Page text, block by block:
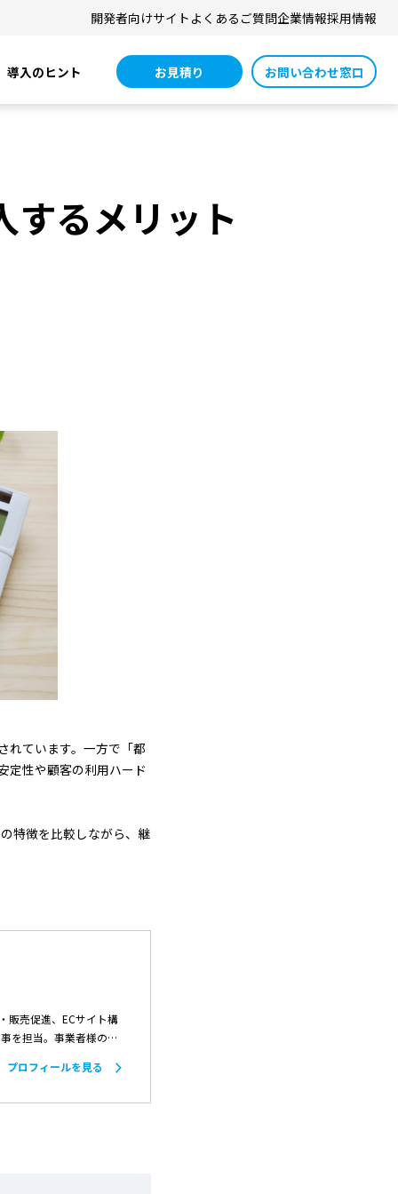
開発者向けサイト よくあるご質問企業情報採用情報
導入のヒント お見積り お問い合わせ窓口
するメリット
れています。一方で「都
定性や顧客の利用ハード
特徴を比較しながら、継
販売促進、ECサイト構
を担当。事業者様のニ
プロフィールを見る